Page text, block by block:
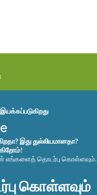
இது துல்லியமானதா?
எங்களைத் தொடர்பு கொள்ளவும்.
கொள்ளவும்